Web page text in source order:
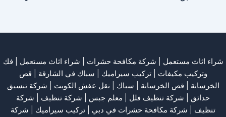
شراء اثاث مستعمل شركة مكافحة حشرات شراء اثاث مستعمل
فك
وتركيب مكيفات | تركيب سيراميك | سباك في الشارقة
قص
الخرسانة | قص الخرسانة | سباك نقل عفش الكويت
شركة تنسيق
حدائق
شركة تنظيف فلل معلم جبس شركة تنظيف
شركة
تنظيف
شركة مكافحة حشرات في دبي تركيب سيراميك
شركة